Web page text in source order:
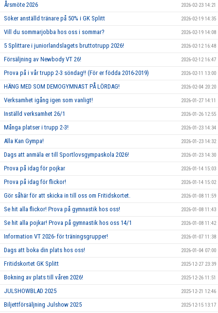
Årsmöte 2026 2026-02-23 14:21
Söker anställd tränare på 50% i GK Splitt 2026-02-19 14:35
Vill du sommarjobba hos oss i sommar? 2026-02-19 14:08
5 Splittare i juniorlandslagets bruttotrupp 2026! 2026-02-12 16:48
Försäljning av Newbody VT 26! 2026-02-12 16:47
Prova på i vår trupp 2-3 söndag!! (För er födda 2016-2019) 2026-02-11 13:00
HÄNG MED SOM DEMOGYMNAST PÅ LÖRDAG! 2026-02-04 20:20
Verksamhet igång igen som vanligt! 2026-01-27 14:11
Inställd verksamhet 26/1 2026-01-26 12:55
Många platser i trupp 2-3! 2026-01-23 14:34
Alla Kan Gympa! 2026-01-23 14:32
Dags att anmäla er till Sportlovsgympaskola 2026! 2026-01-23 14:30
Prova på idag för pojkar 2026-01-14 15:03
Prova på idag för flickor! 2026-01-14 15:02
Gör såhär för att skicka in till oss om Fritidskortet. 2026-01-08 11:59
Se hit alla flickor! Prova på gymnastik hos oss! 2026-01-08 11:43
Se hit alla pojkar! Prova på gymnastik hos oss 14/1 2026-01-08 11:42
Information VT 2026- för träningsgrupper! 2026-01-07 11:38
Dags att boka din plats hos oss! 2026-01-04 07:00
Fritidskortet GK Splitt 2025-12-27 23:39
Bokning av plats till våren 2026! 2025-12-26 11:51
JULSHOWBLAD 2025 2025-12-21 12:46
Biljettförsäljning Julshow 2025 2025-12-15 13:17